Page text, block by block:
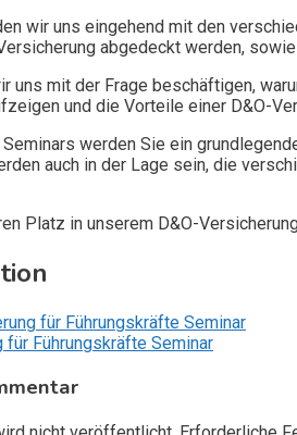
wir uns eingehend mit den
abgedeckt werden,
uns mit der Frage beschäftigen,
und die Vorteile einer D&O-
werden Sie ein
auch in der Lage sein, die
Platz in unserem D&O-
für Führungskräfte Seminar
für Führungskräfte Seminar